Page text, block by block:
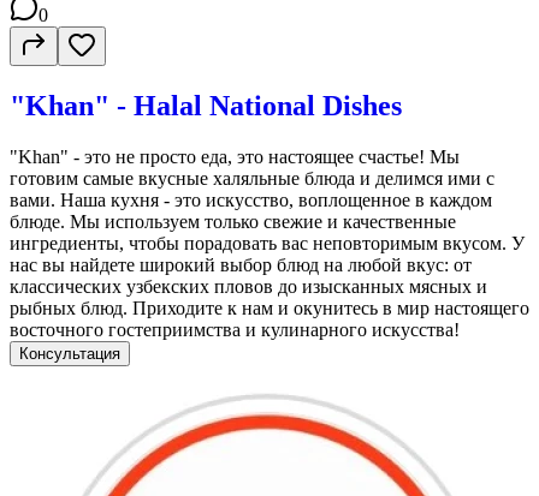
0
"Khan" - Halal National Dishes
"Khan" - это не просто еда, это настоящее счастье! Мы
готовим самые вкусные халяльные блюда и делимся ими с
вами. Наша кухня - это искусство, воплощенное в каждом
блюде. Мы используем только свежие и качественные
ингредиенты, чтобы порадовать вас неповторимым вкусом. У
нас вы найдете широкий выбор блюд на любой вкус: от
классических узбекских пловов до изысканных мясных и
рыбных блюд. Приходите к нам и окунитесь в мир настоящего
восточного гостеприимства и кулинарного искусства!
Консультация